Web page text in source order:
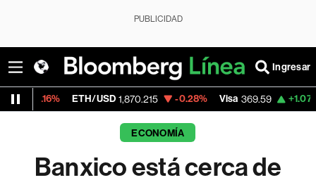
PUBLICIDAD
Ingresar
1,870.215 -0.28% Visa 369.59 +1.07%
ECONOMÍA
Banxico está cerca de